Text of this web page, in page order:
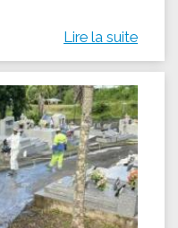
Lire la suite